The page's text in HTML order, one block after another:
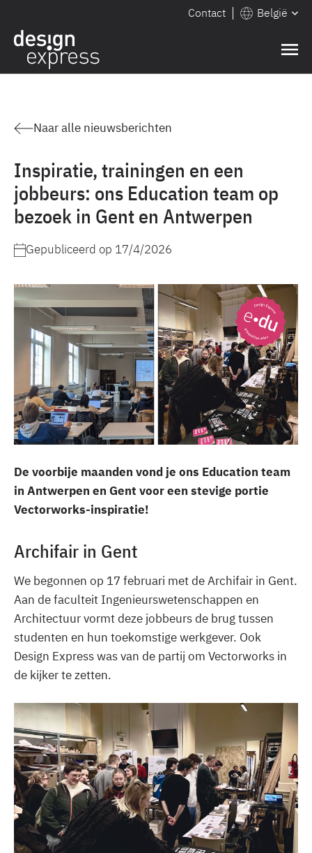
Contact België
Naar alle nieuwsberichten
Inspiratie, trainingen en een
jobbeurs: ons Education team op
bezoek in Gent en Antwerpen
Gepubliceerd op 17/4/2026
De voorbije maanden vond je ons Education team
in Antwerpen en Gent voor een stevige portie
Vectorworks-inspiratie!
Archifair in Gent
We begonnen op 17 februari met de Archifair in Gent.
Aan de faculteit Ingenieurswetenschappen en
Architectuur vormt deze jobbeurs de brug tussen
studenten en hun toekomstige werkgever. Ook
Design Express was van de partij om Vectorworks in
de kijker te zetten.